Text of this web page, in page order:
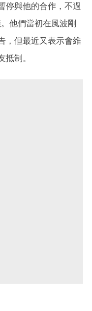
停與他的合作，不過
他們當初在風波剛
，但最近又表示會維
制。